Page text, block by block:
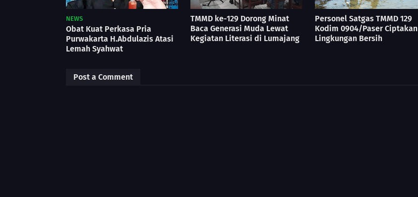
NEWS
Obat Kuat Perkasa Pria
Purwakarta H.Abdulazis Atasi
Lemah Syahwat
TMMD ke-129 Dorong Minat
Baca Generasi Muda Lewat
Kegiatan Literasi di Lumajang
Personel Satgas TMMD 129
Kodim 0904/Paser Ciptakan
Lingkungan Bersih
Post a Comment